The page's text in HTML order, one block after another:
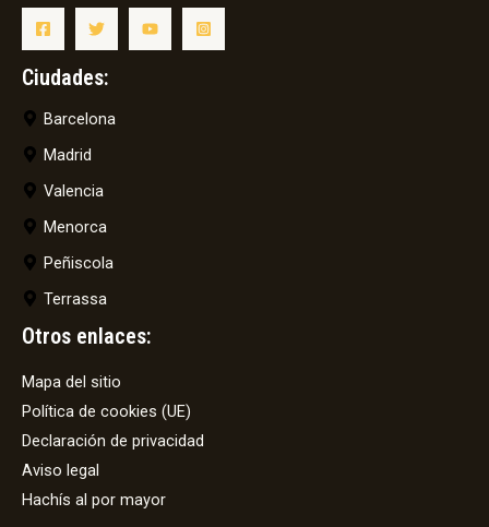
Ciudades:
Barcelona
Madrid
Valencia
Menorca
Peñiscola
Terrassa
Otros enlaces:
Mapa del sitio
Política de cookies (UE)
Declaración de privacidad
Aviso legal
Hachís al por mayor